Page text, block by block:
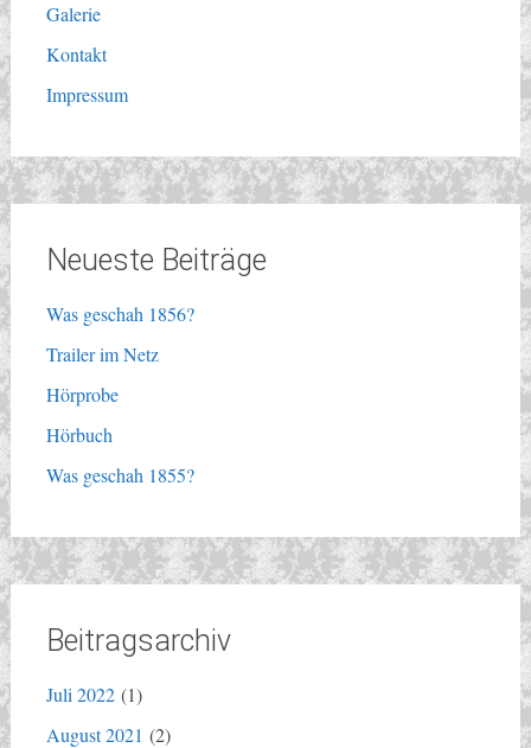
Galerie
Kontakt
Impressum
Neueste Beiträge
Was geschah 1856?
Trailer im Netz
Hörprobe
Hörbuch
Was geschah 1855?
Beitragsarchiv
Juli 2022(1)
August 2021 (2)